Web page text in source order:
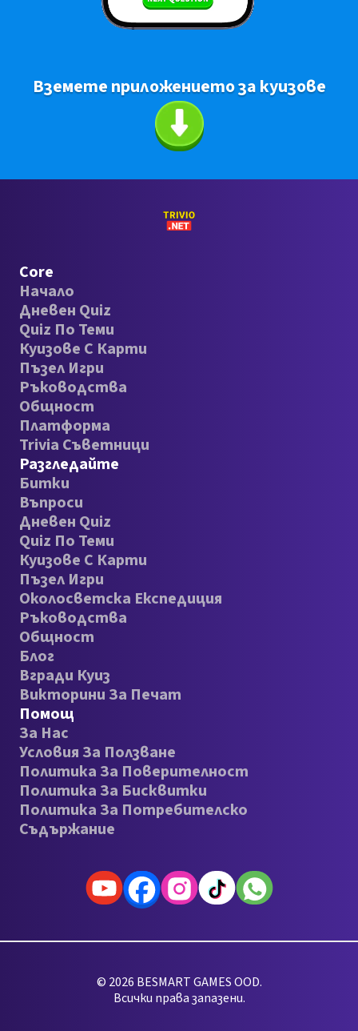
Вземете приложението за куизове
Core
Начало
Дневен Quiz
Quiz По Теми
Куизове С Карти
Пъзел Игри
Ръководства
Общност
Платформа
Trivia Съветници
Разгледайте
Битки
Въпроси
Дневен Quiz
Quiz По Теми
Куизове С Карти
Пъзел Игри
Околосветска Експедиция
Ръководства
Общност
Блог
Вгради Куиз
Викторини За Печат
Помощ
За Нас
Условия За Ползване
Политика За Поверителност
Политика За Бисквитки
Политика За Потребителско
Съдържание
© 2026 BESMART GAMES OOD.
Всички права запазени.